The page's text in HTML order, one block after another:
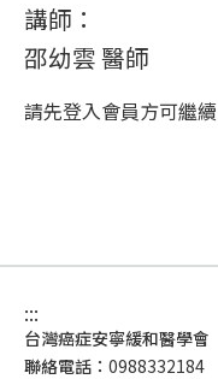
講師：
邵幼雲 醫師
請先登入會員方可繼續
:::
台灣癌症安寧緩和醫學會
聯絡電話： 0988332184